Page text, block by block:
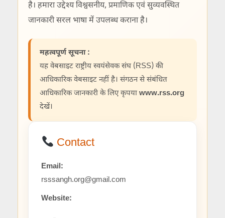
है। हमारा उद्देश्य विश्वसनीय, प्रमाणिक एवं सुव्यवस्थित
जानकारी सरल भाषा में उपलब्ध कराना है।
महत्वपूर्ण सूचना :
यह वेबसाइट राष्ट्रीय स्वयंसेवक संघ (RSS) की
आधिकारिक वेबसाइट नहीं है। संगठन से संबंधित
आधिकारिक जानकारी के लिए कृपया www.rss.org
देखें।
Contact
Email:
rsssangh.org@gmail.com
Website: